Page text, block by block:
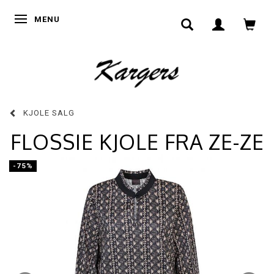
SKIFTE NAVIGATION
MENU
KJOLE SALG
FLOSSIE KJOLE FRA ZE-ZE
-75%